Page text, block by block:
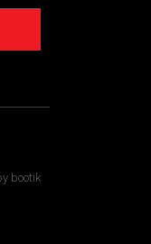
bootik